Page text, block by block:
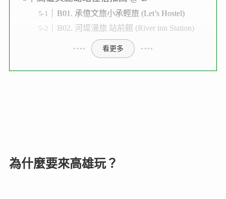
B01. 承億文旅小承輕旅 (Let’s Hostel)
B02. 河堤漫旅 站前館 (River inn Station)
看更多
為什麼要來高雄玩？